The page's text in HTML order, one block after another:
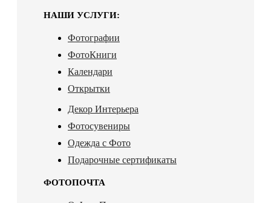
НАШИ УСЛУГИ:
Фотографии
ФотоКниги
Календари
Открытки
Декор Интерьера
Фотосувениры
Одежда с Фото
Подарочные сертификаты
ФОТОПОЧТА